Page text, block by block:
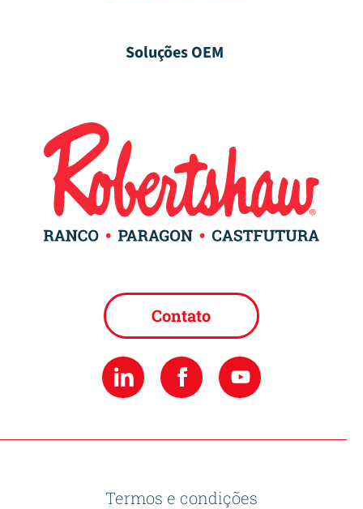
Soluções OEM
Contato
Termos e condições